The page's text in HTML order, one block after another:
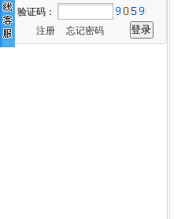
验证码：
注册
忘记密码